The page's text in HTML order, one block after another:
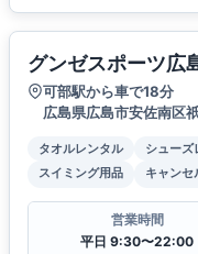
グンゼスポーツ広
可部駅から車で18分
広島県広島市安佐南区
タオルレンタル シューズ
スイミング用品
キャンセ
営業時間
平日 9:30〜22:00